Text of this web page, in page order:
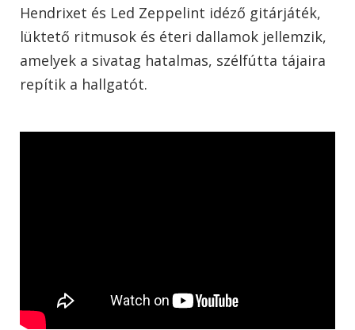
Hendrixet és Led Zeppelint idéző gitárjáték,
lüktető ritmusok és éteri dallamok jellemzik,
amelyek a sivatag hatalmas, szélfútta tájaira
repítik a hallgatót.